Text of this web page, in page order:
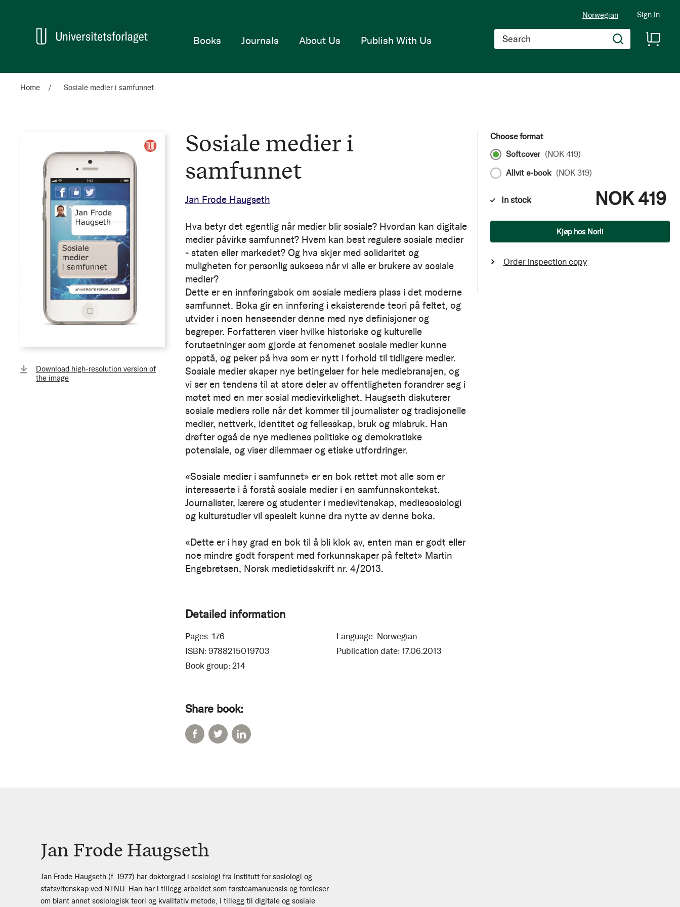
Norwegian Sign In
Search
Home
Books Journals About Us Publish With Us
Home Sosiale medier i samfunnet
Download high-resolution version of
the image
Sosiale medier i
samfunnet
Jan Frode Haugseth
Hva betyr det egentlig når medier blir sosiale? Hvordan kan digitale
medier påvirke samfunnet? Hvem kan best regulere sosiale medier
- staten eller markedet? Og hva skjer med solidaritet og
muligheten for personlig suksess når vi alle er brukere av sosiale
medier?
Dette er en innføringsbok om sosiale mediers plass i det moderne
samfunnet. Boka gir en innføring i eksisterende teori på feltet, og
utvider i noen henseender denne med nye definisjoner og
begreper. Forfatteren viser hvilke historiske og kulturelle
forutsetninger som gjorde at fenomenet sosiale medier kunne
oppstå, og peker på hva som er nytt i forhold til tidligere medier.
Sosiale medier skaper nye betingelser for hele mediebransjen, og
vi ser en tendens til at store deler av offentligheten forandrer seg i
møtet med en mer sosial medievirkelighet. Haugseth diskuterer
sosiale mediers rolle når det kommer til journalister og tradisjonelle
medier, nettverk, identitet og fellesskap, bruk og misbruk. Han
drøfter også de nye medienes politiske og demokratiske
potensiale, og viser dilemmaer og etiske utfordringer.
«Sosiale medier i samfunnet» er en bok rettet mot alle som er
interesserte i å forstå sosiale medier i en samfunnskontekst.
Journalister, lærere og studenter i medievitenskap, mediesosiologi
og kulturstudier vil spesielt kunne dra nytte av denne boka.
«Dette er i høy grad en bok til å bli klok av, enten man er godt eller
noe mindre godt forspent med forkunnskaper på feltet» Martin
Engebretsen, Norsk medietidsskrift nr. 4/2013.
Detailed information
Pages: 176 Language: Norwegian
ISBN: 9788215019703 Publication date: 17.06.2013
Book group: 214
Share book:
Choose format
Softcover (NOK 419)
Allvit e-book (NOK 319)
In stock NOK 419
Kjøp hos Norli
Order inspection copy
Jan Frode Haugseth
Jan Frode Haugseth (f. 1977) har doktorgrad i sosiologi fra Institutt for sosiologi og
statsvitenskap ved NTNU. Han har i tillegg arbeidet som førsteamanuensis og foreleser
om blant annet sosiologisk teori og kvalitativ metode, i tillegg til digitale og sosiale